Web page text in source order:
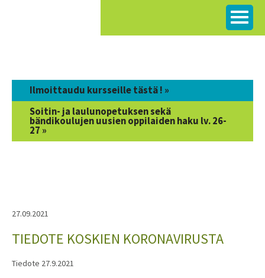
Ilmoittaudu kursseille tästä ! »
Soitin- ja laulunopetuksen sekä
bändikoulujen uusien oppilaiden haku lv. 26-
27 »
27.09.2021
TIEDOTE KOSKIEN KORONAVIRUSTA
Tiedote 27.9.2021